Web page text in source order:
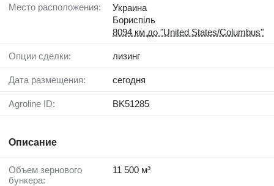
Место расположения:
Украина
Бориспіль
8094 км до "United States/Columbus"
Опции сделки: лизинг
Дата размещения: сегодня
Agroline ID: BK51285
Описание
Объем зернового
бункера:
11 500 м³